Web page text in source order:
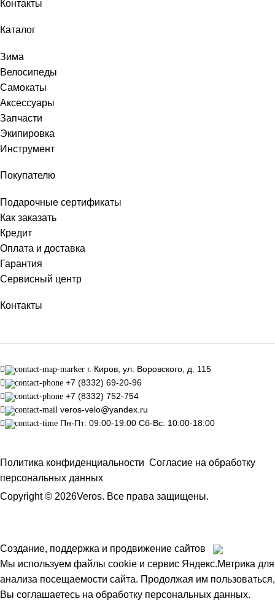
Контакты
Каталог
Зима
Велосипеды
Самокаты
Аксессуары
Запчасти
Экипировка
Инструмент
Покупателю
Подарочные сертификаты
Как заказать
Кредит
Оплата и доставка
Гарантия
Сервисный центр
Контакты
г. Киров, ул. Воровского, д. 115
+7 (8332) 69-20-96
+7 (8332) 752-754
veros-velo@yandex.ru
Пн-Пт: 09:00-19:00 Сб-Вс: 10:00-18:00
Политика конфиденциальности Согласие на обработку
персональных данных
Copyright © 2026Veros. Все права защищены.
Создание, поддержка и продвижение сайтов
Мы используем файлы cookie и сервис Яндекс.Метрика для
анализа посещаемости сайта. Продолжая им пользоваться,
Вы соглашаетесь на обработку персональных данных.